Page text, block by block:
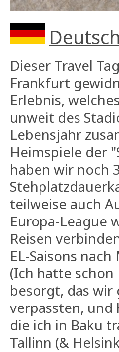
Dieser Travel
Frankfurt
Erlebnis,
unweit des
Lebensjahr
Heimspiele der
haben wir noch
teilweise auch
Europa-League
Reisen
EL-Saisons
(Ich hatte schon
besorgt, das wir
verpassten,
die ich in Baku
Tallinn (&